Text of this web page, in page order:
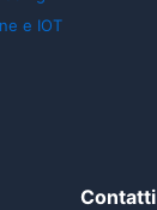
e IOT
Contatti